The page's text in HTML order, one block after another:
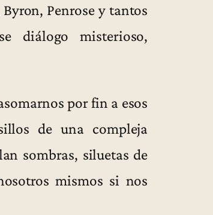
Penrose y tantos
diálogo misterioso,
por fin a esos
de una compleja
sombras, siluetas de
mismos si nos